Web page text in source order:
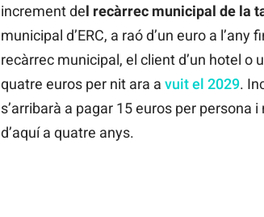
increment del recàrrec municipal de la
municipal d’ERC, a raó d’un euro a
recàrrec municipal, el client d’un hotel o
quatre euros per nit ara a vuit el 2029.
s’arribarà a pagar 15 euros per persona
d’aquí a quatre anys.